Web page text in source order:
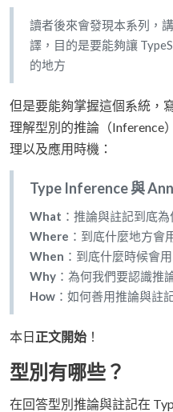
讀者後來會發現本系列，
譯，目的是要能夠讓
的地方
但是要能夠掌握這個系統，
理解型別的推論（Inference
理以及應用時機：
Type Inference 與
What ：推論與註記到底為
Where ：到底什麼地方會
When ：到底什麼時候會
Why ：為何我們要認識推
How ：如何善用推論與註
本日正文開始 ！
型別有哪些？
在回答型別推論與註記在